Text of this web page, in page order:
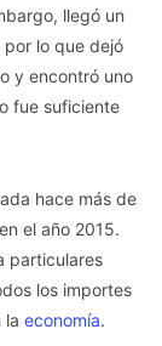
llegó un
lo que dejó
y encontró uno
fue suficiente
hace más de
el año 2015.
particulares
los importes
la economía.